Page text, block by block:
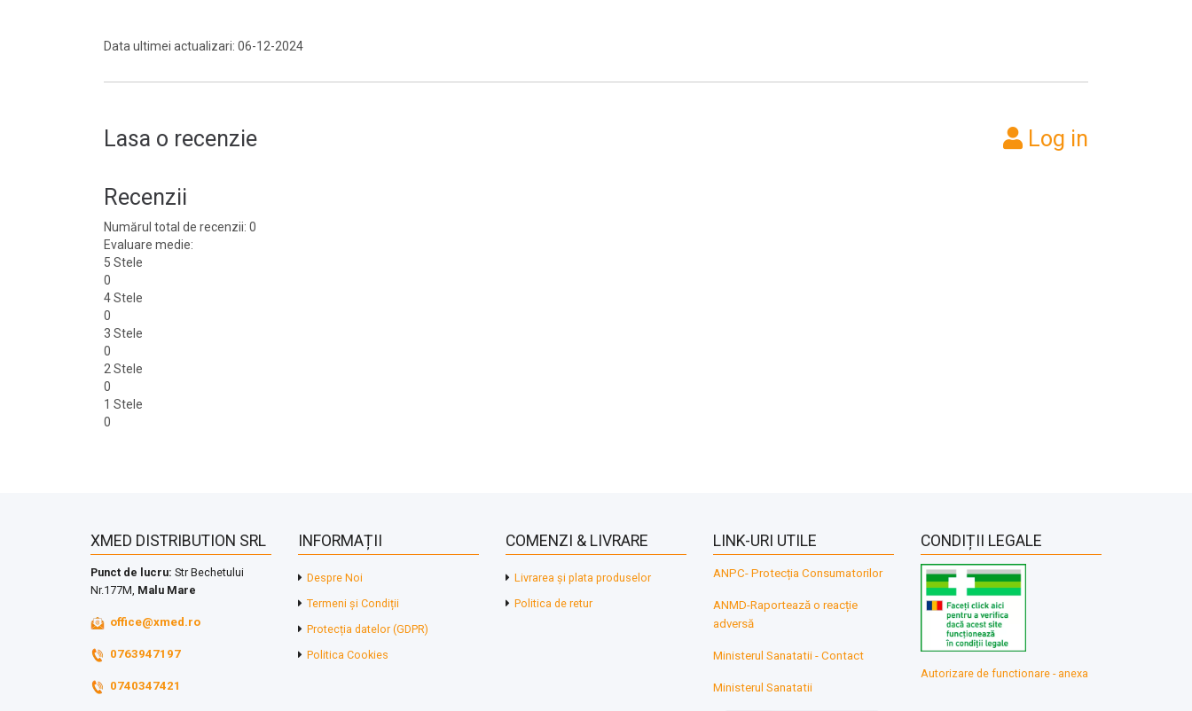
Data ultimei actualizari: 06-12-2024
Lasa o recenzie Log in
Recenzii
Numărul total de recenzii: 0
Evaluare medie:
5 Stele
0
4 Stele
0
3 Stele
0
2 Stele
0
1 Stele
0
XMED DISTRIBUTION SRL
Punct de lucru: Str Bechetului
Nr.177M, Malu Mare
office@xmed.ro
0763947197
0740347421
INFORMAȚII
Despre Noi
Termeni și Condiții
Protecția datelor (GDPR)
Politica Cookies
COMENZI & LIVRARE
Livrarea și plata produselor
Politica de retur
LINK-URI UTILE
ANPC- Protecția Consumatorilor
ANMD-Raportează o reacție
adversă
Ministerul Sanatatii - Contact
Ministerul Sanatatii
CONDIȚII LEGALE
Autorizare de functionare - anexa